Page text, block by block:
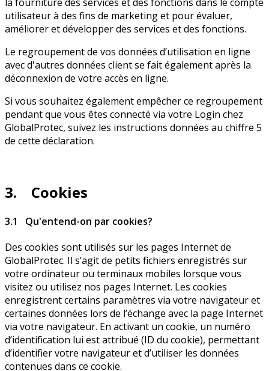
utilisateur à des fins de marketing et pour évaluer,
améliorer et développer des services et des fonctions.
Le regroupement de vos données d’utilisation en ligne
avec d'autres données client se fait également après la
déconnexion de votre accès en ligne.
Si vous souhaitez également empêcher ce regroupement
pendant que vous êtes connecté via votre Login chez
GlobalProtec, suivez les instructions données au chiffre 5
de cette déclaration.
3. Cookies
3.1 Qu'entend-on par cookies?
Des cookies sont utilisés sur les pages Internet de
GlobalProtec. Il s’agit de petits fichiers enregistrés sur
votre ordinateur ou terminaux mobiles lorsque vous
visitez ou utilisez nos pages Internet. Les cookies
enregistrent certains paramètres via votre navigateur et
certaines données lors de l’échange avec la page Internet
via votre navigateur. En activant un cookie, un numéro
d’identification lui est attribué (ID du cookie), permettant
d’identifier votre navigateur et d’utiliser les données
contenues dans ce cookie.